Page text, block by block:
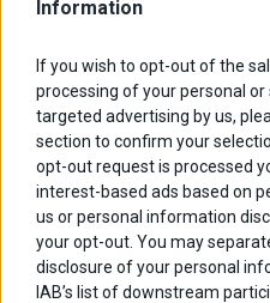
Information
If you wish to opt-out of the
processing of your personal
targeted advertising by us,
section to confirm your
opt-out request is processed
interest-based ads based on
us or personal information
your opt-out. You may
disclosure of your personal
IAB’s list of downstream
Πλοήγηση
άρθρων
Previous
post:
Αμετάβλητη η νομισματική
πολιτική από τη BoJ
ΑΡΘΡΟΓΡΑΦΟΙ
Ελευθερία Κούρταλη
Οι «τιμωροί» των
Εύη Φραγκάκη